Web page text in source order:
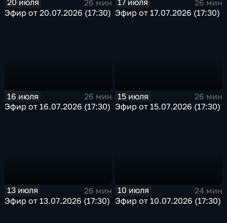
20 июля
26 мин
Эфир от 20.07.2026 (17:30)
17 июля
26 мин
Эфир от 17.07.2026 (17:30)
16 июля
26 мин
Эфир от 16.07.2026 (17:30)
15 июля
26 мин
Эфир от 15.07.2026 (17:30)
13 июля
26 мин
Эфир от 13.07.2026 (17:30)
10 июля
24 мин
Эфир от 10.07.2026 (17:30)